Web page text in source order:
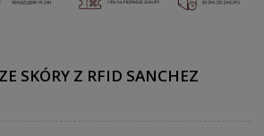
SKÓRY Z RFID SANCHEZ